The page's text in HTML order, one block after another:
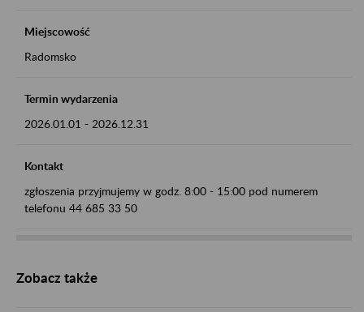
Miejscowość
Radomsko
Termin wydarzenia
2026.01.01 - 2026.12.31
Kontakt
zgłoszenia przyjmujemy w godz. 8:00 - 15:00 pod numerem
telefonu 44 685 33 50
Zobacz także